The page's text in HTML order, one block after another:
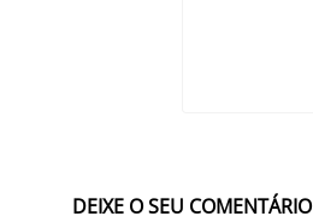
DEIXE O SEU COMENTÁRIO